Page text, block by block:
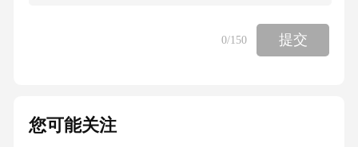
术人员排查修复后方可恢复运行。日常安全检
查员工安全培训定期组织安全操作规程演练，
上岗。气体泄漏检测使用专业检测仪器定期巡
0/150 提交
您可能关注